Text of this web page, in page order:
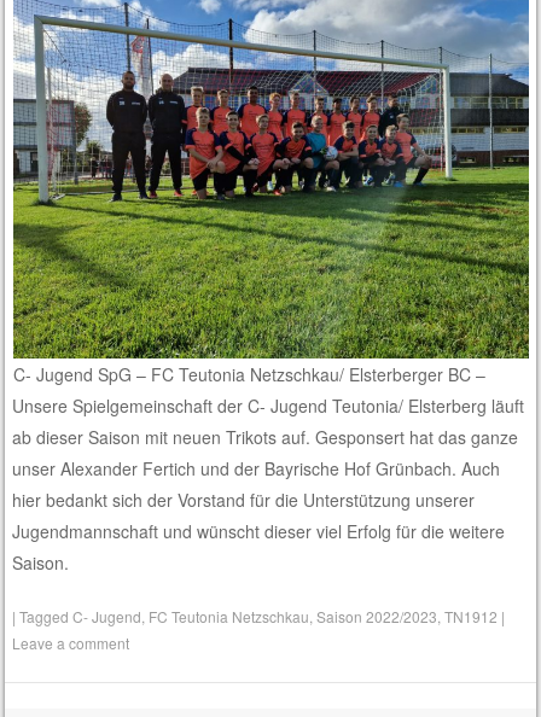
C- Jugend SpG – FC Teutonia Netzschkau/ Elsterberger BC –
Unsere Spielgemeinschaft der C- Jugend Teutonia/ Elsterberg läuft
ab dieser Saison mit neuen Trikots auf. Gesponsert hat das ganze
unser Alexander Fertich und der Bayrische Hof Grünbach. Auch
hier bedankt sich der Vorstand für die Unterstützung unserer
Jugendmannschaft und wünscht dieser viel Erfolg für die weitere
Saison.
|TaggedC- Jugend FC Teutonia Netzschkau ,Saison 2022/2023 ,TN1912 |
Leave a comment